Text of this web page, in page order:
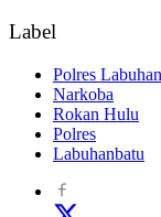
Label
Polres
Narkoba
Rokan Hulu
Polres
Labuhanbatu